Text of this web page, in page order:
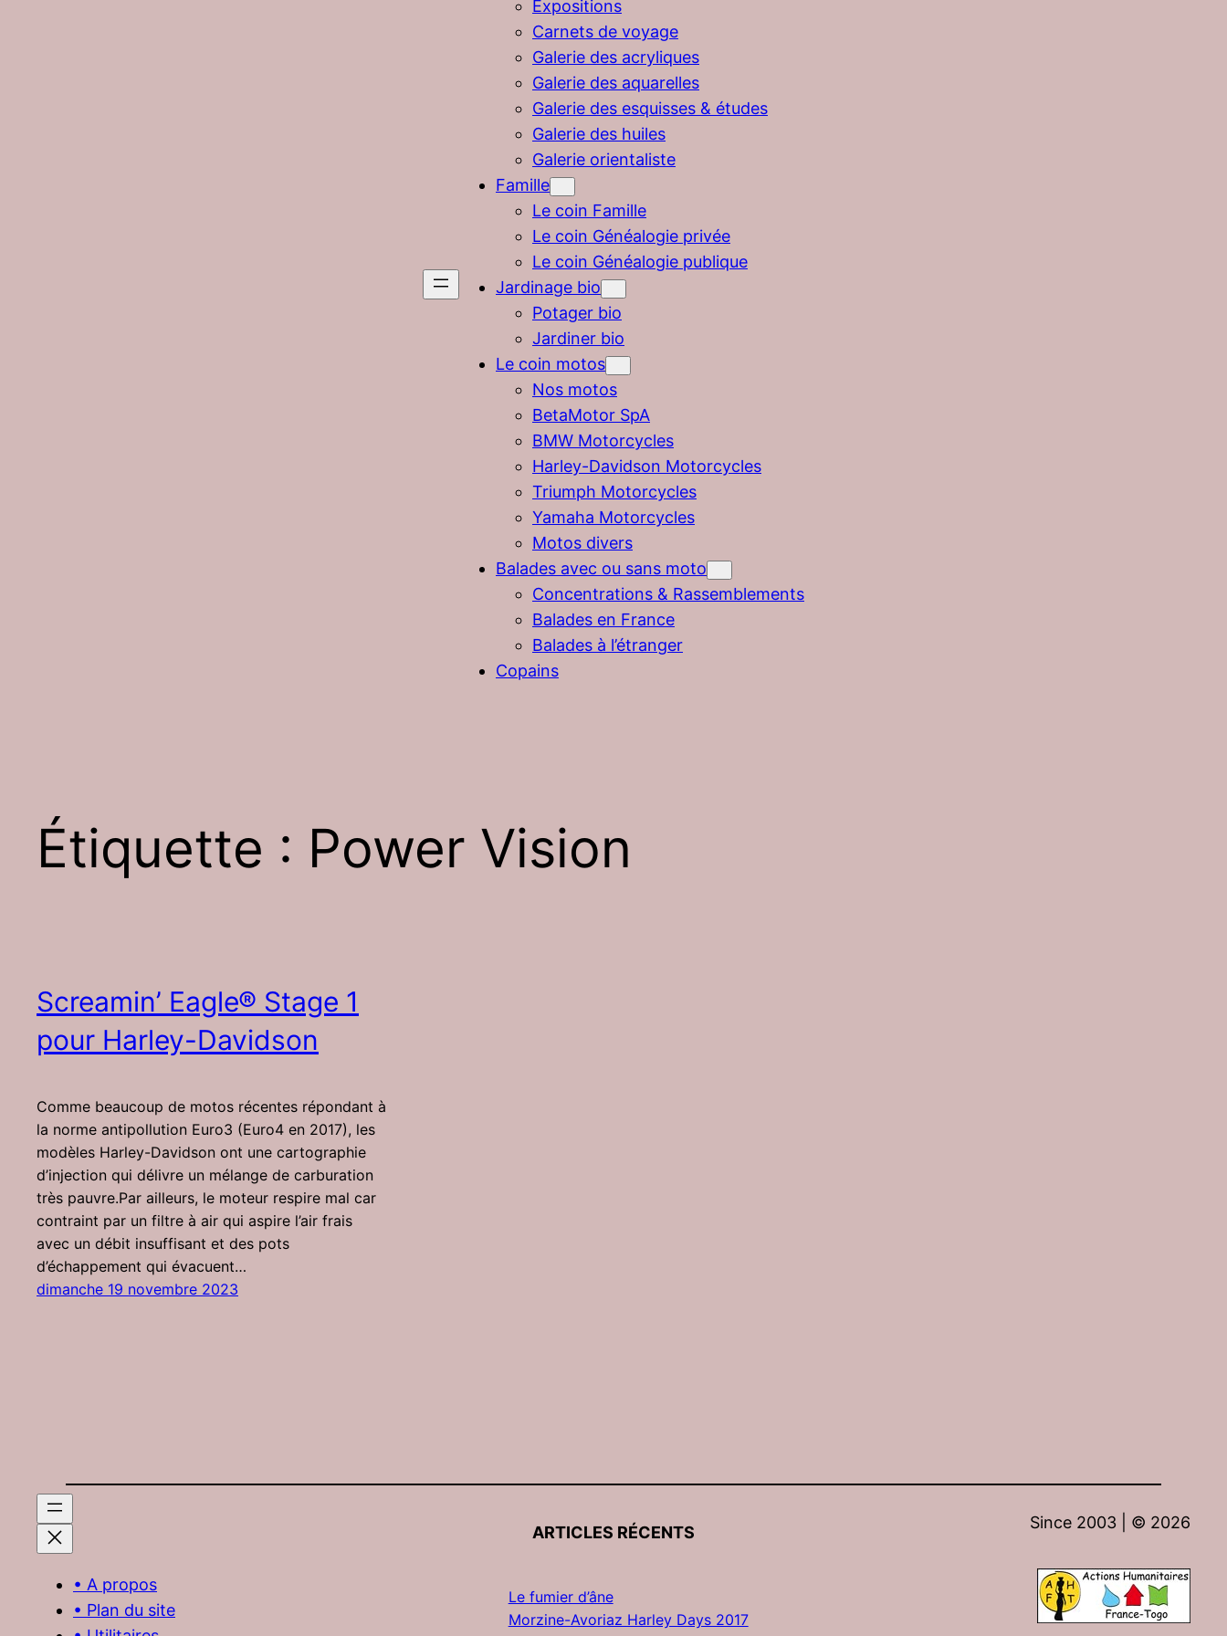
Expositions
Carnets de voyage
Galerie des acryliques
Galerie des aquarelles
Galerie des esquisses & études
Galerie des huiles
Galerie orientaliste
Famille
Le coin Famille
Le coin Généalogie privée
Le coin Généalogie publique
Jardinage bio
Potager bio
Jardiner bio
Le coin motos
Nos motos
BetaMotor SpA
BMW Motorcycles
Harley-Davidson Motorcycles
Triumph Motorcycles
Yamaha Motorcycles
Motos divers
Balades avec ou sans moto
Concentrations & Rassemblements
Balades en France
Balades à l’étranger
Copains
Étiquette : Power Vision
Screamin’ Eagle® Stage 1
pour Harley-Davidson
Comme beaucoup de motos récentes répondant à
la norme antipollution Euro3 (Euro4 en 2017), les
modèles Harley-Davidson ont une cartographie
d’injection qui délivre un mélange de carburation
très pauvre.Par ailleurs, le moteur respire mal car
contraint par un filtre à air qui aspire l’air frais
avec un débit insuffisant et des pots
d’échappement qui évacuent…
dimanche 19 novembre 2023
• A propos
• Plan du site
ARTICLES RÉCENTS
Le fumier d’âne
Morzine-Avoriaz Harley Days 2017
Since 2003 | © 2026